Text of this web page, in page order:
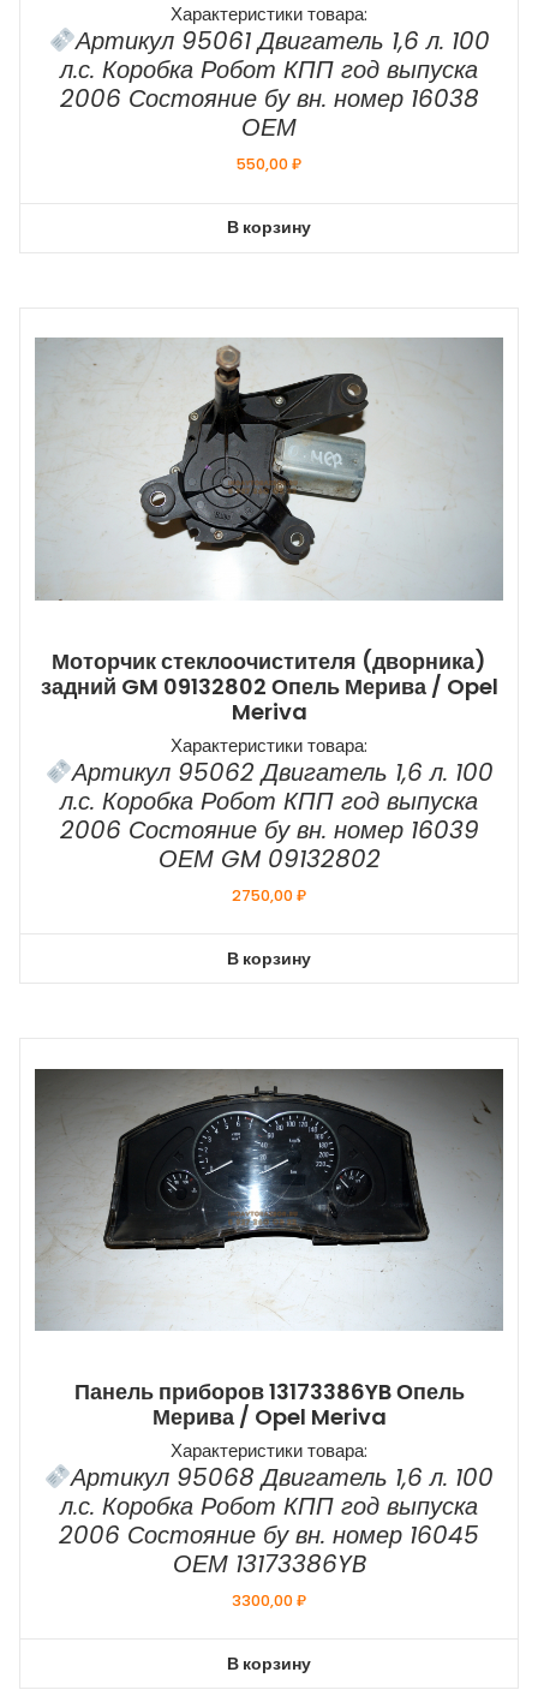
Характеристики товара:
Артикул 95061 Двигатель 1,6 л. 100
л.с. Коробка Робот КПП год выпуска
2006 Состояние бу вн. номер 16038
ОЕМ
550,00₽
В корзину
Моторчик стеклоочистителя (дворника)
задний GM 09132802 Опель Мерива / Opel
Meriva
Характеристики товара:
Артикул 95062 Двигатель 1,6 л. 100
л.с. Коробка Робот КПП год выпуска
2006 Состояние бу вн. номер 16039
ОЕМ GM 09132802
2750,00₽
В корзину
Панель приборов 13173386YB Опель
Мерива / Opel Meriva
Характеристики товара:
Артикул 95068 Двигатель 1,6 л. 100
л.с. Коробка Робот КПП год выпуска
2006 Состояние бу вн. номер 16045
ОЕМ 13173386YB
3300,00₽
В корзину